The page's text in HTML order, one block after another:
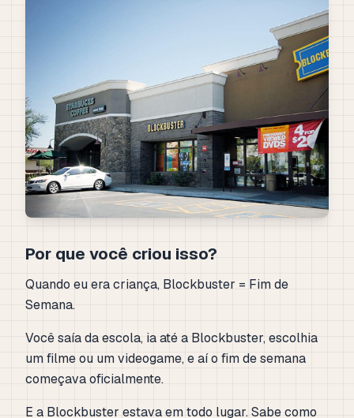
Por que você criou isso?
Quando eu era criança, Blockbuster = Fim de
Semana.
Você saía da escola, ia até a Blockbuster, escolhia
um filme ou um videogame, e aí o fim de semana
começava oficialmente.
E a Blockbuster estava em todo lugar. Sabe como